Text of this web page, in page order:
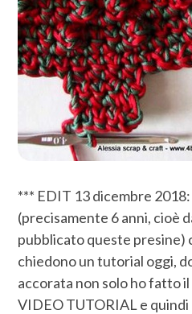
*** EDIT 13 dicembre
(precisamente 6 anni, cioè
pubblicato queste presine)
chiedono un tutorial oggi,
accorata non solo ho fatto
VIDEO TUTORIAL e